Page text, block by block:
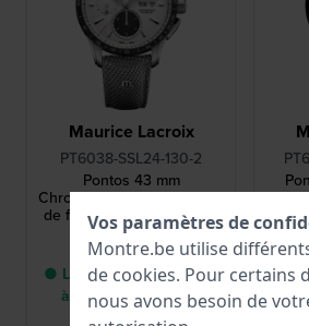
Maurice Lacroix
PT6038-SSL24-130-2
Pontos 43 mm
Chronographe automatique
de fabrication suisse avec
date du jour
3 450,00 €
● Livraison entre 3 jours
à 6 jours ouvrables
●
à
Vos paramètres de
Montre.be utilise
de cookies. Pour certains
nous avons besoin de